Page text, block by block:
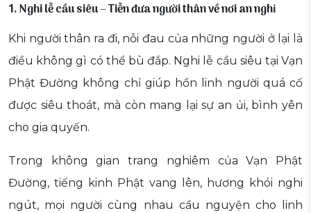
1. Nghi lễ cầu siêu – Tiễn đưa người thân về nơi an nghỉ
Khi người thân ra đi, nỗi đau của những người ở lại là
điều không gì có thể bù đắp. Nghi lễ cầu siêu tại Vạn
Phật Đường không chỉ giúp hồn linh người quá cố
được siêu thoát, mà còn mang lại sự an ủi, bình yên
cho gia quyến.
Trong không gian trang nghiêm của Vạn Phật
Đường, tiếng kinh Phật vang lên, hương khói nghi
ngút, mọi người cùng nhau cầu nguyện cho linh